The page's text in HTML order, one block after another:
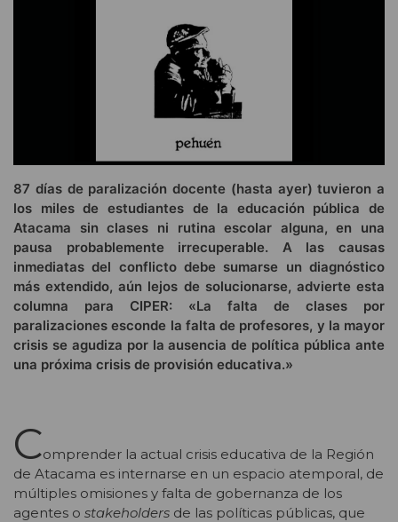
87 días de paralización docente (hasta ayer) tuvieron a
los miles de estudiantes de la educación pública de
Atacama sin clases ni rutina escolar alguna, en una
pausa probablemente irrecuperable. A las causas
inmediatas del conflicto debe sumarse un diagnóstico
más extendido, aún lejos de solucionarse, advierte esta
columna para CIPER: «La falta de clases por
paralizaciones esconde la falta de profesores, y la mayor
crisis se agudiza por la ausencia de política pública ante
una próxima crisis de provisión educativa.»
Comprender la actual crisis educativa de la Región
de Atacama es internarse en un espacio atemporal, de
múltiples omisiones y falta de gobernanza de los
agentes o stakeholders de las políticas públicas, que